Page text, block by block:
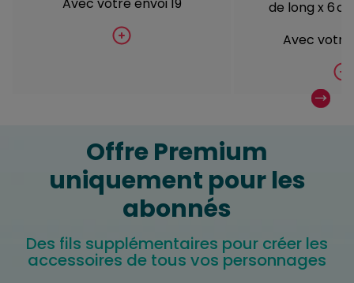
Avec votre envoi 19
de long x 6
Avec votre
Offre Premium
uniquement pour les
abonnés
Des fils supplémentaires pour créer les
accessoires de tous vos personnages